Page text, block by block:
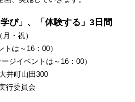
び」、「体験する」3日間
・祝）
は～16：00）
ジイベントは～16：00）
井町山田300
行委員会